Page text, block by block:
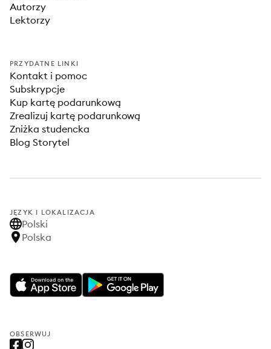
Autorzy
Lektorzy
PRZYDATNE LINKI
Kontakt i pomoc
Subskrypcje
Kup kartę podarunkową
Zrealizuj kartę podarunkową
Zniżka studencka
Blog Storytel
JĘZYK I LOKALIZACJA
Polski
Polska
OBSERWUJ